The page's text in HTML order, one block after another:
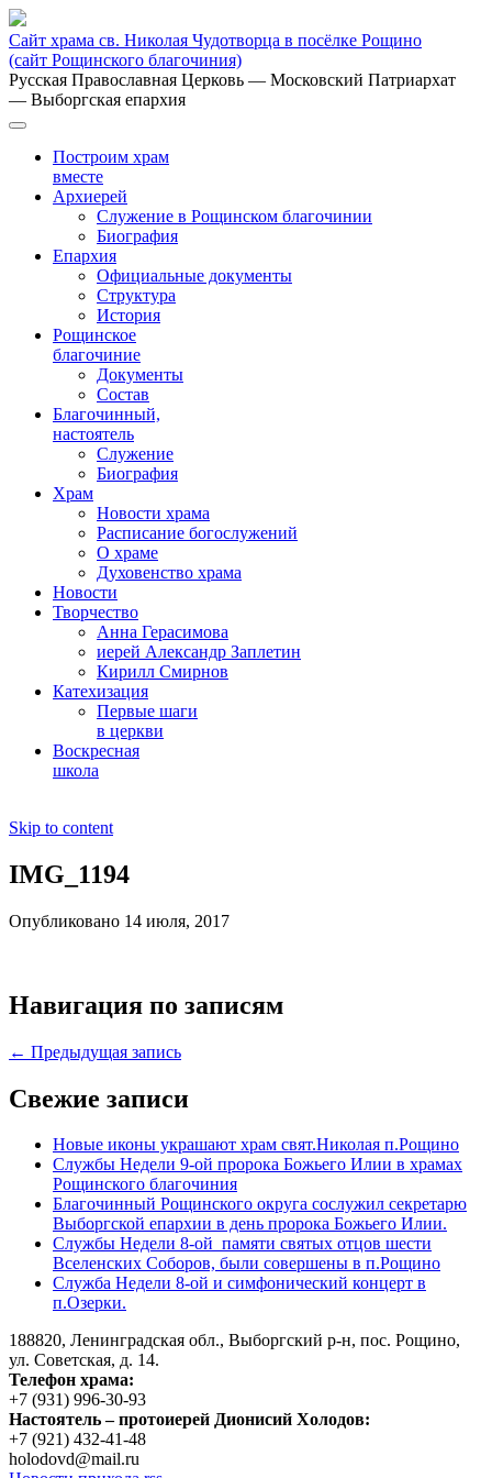
Сайт храма св. Николая Чудотворца в посёлке Рощино
(сайт Рощинского благочиния)
Русская Православная Церковь — Московский Патриархат
— Выборгская епархия
Построим храм
вместе
Архиерей
Служение в Рощинском благочинии
Биография
Епархия
Официальные документы
Структура
История
Рощинское
благочиние
Документы
Состав
Благочинный,
настоятель
Служение
Биография
Храм
Новости храма
Расписание богослужений
О храме
Духовенство храма
Новости
Творчество
Анна Герасимова
иерей Александр Заплетин
Кирилл Смирнов
Катехизация
Первые шаги
в церкви
Воскресная
школа
Skip to content
IMG_1194
Опубликовано 14 июля, 2017
Навигация по записям
← Предыдущая запись
Свежие записи
Новые иконы украшают храм свят.Николая п.Рощино
Службы Недели 9-ой пророка Божьего Илии в храмах
Рощинского благочиния
Благочинный Рощинского округа сослужил секретарю
Выборгской епархии в день пророка Божьего Илии.
Службы Недели 8-ой памяти святых отцов шести
Вселенских Соборов, были совершены в п.Рощино
Служба Недели 8-ой и симфонический концерт в
п.Озерки.
188820, Ленинградская обл., Выборгский р-н, пос. Рощино,
ул. Советская, д. 14.
Телефон храма:
+7 (931) 996-30-93
Настоятель – протоиерей Дионисий Холодов:
+7 (921) 432-41-48
holodovd@mail.ru